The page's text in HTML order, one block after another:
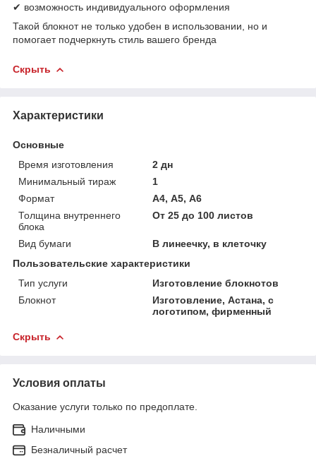
✔ возможность индивидуального оформления
Такой блокнот не только удобен в использовании, но и
помогает подчеркнуть стиль вашего бренда
Скрыть
Характеристики
Основные
Время изготовления
2 дн
Минимальный тираж
1
Формат
А4, А5, А6
Толщина внутреннего
блока
От 25 до 100 листов
Вид бумаги
В линеечку, в клеточку
Пользовательские характеристики
Тип услуги
Изготовление блокнотов
Блокнот
Изготовление, Астана, с
логотипом, фирменный
Скрыть
Условия оплаты
Оказание услуги только по предоплате.
Наличными
Безналичный расчет